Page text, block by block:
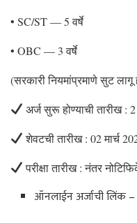
• SC/ST — 5 वर्षे
• OBC — 3 वर्षे
(सरकारी नियमांप्रमाणे सुट लागू
अर्ज सुरू होण्याची तारीख :
शेवटची तारीख : 02 मार्च
परीक्षा तारीख : नंतर
ऑनलाईन अर्जाची लिंक